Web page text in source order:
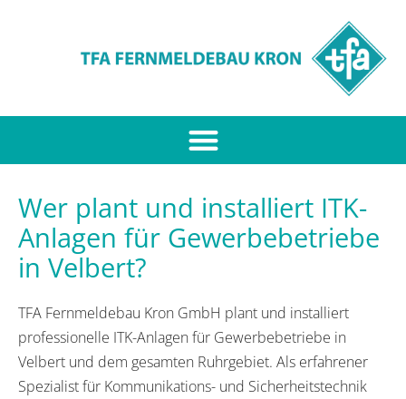
Wer plant und installiert ITK-
Anlagen für Gewerbebetriebe
in Velbert?
TFA Fernmeldebau Kron GmbH plant und installiert
professionelle ITK-Anlagen für Gewerbebetriebe in
Velbert und dem gesamten Ruhrgebiet. Als erfahrener
Spezialist für Kommunikations- und Sicherheitstechnik